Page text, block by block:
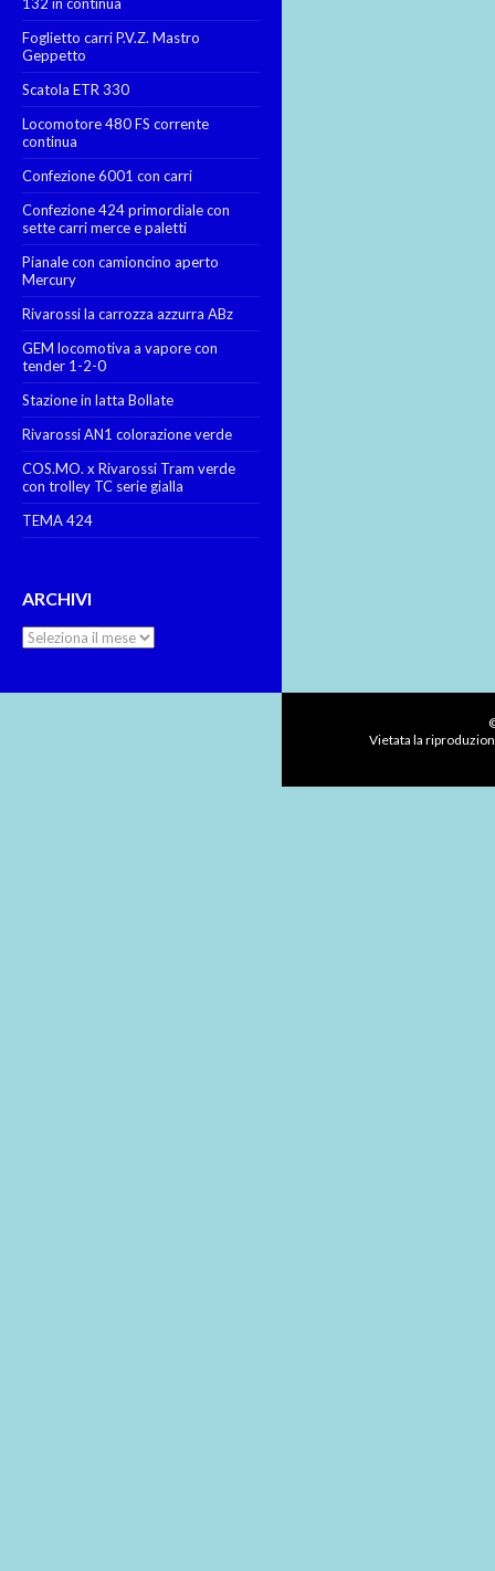
Foglietto carri P.V.Z. Mastro
Geppetto
Scatola ETR 330
Locomotore 480 FS corrente
continua
Confezione 6001 con carri
Confezione 424 primordiale con
sette carri merce e paletti
Pianale con camioncino aperto
Mercury
Rivarossi la carrozza azzurra ABz
GEM locomotiva a vapore con
tender 1-2-0
Stazione in latta Bollate
Rivarossi AN1 colorazione verde
COS.MO. x Rivarossi Tram verde
con trolley TC serie gialla
TEMA 424
ARCHIVI
Archivi
Vietata la